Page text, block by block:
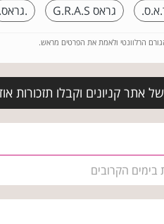
גראס G.R.A.S .גראס.
הרלוונטי ולאמת את הפרטים מראש.
אתר קניונים וקבלו תזכורות
הקרובים